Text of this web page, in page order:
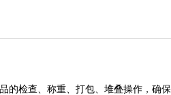
的检查、称重、打包、堆叠操作，确